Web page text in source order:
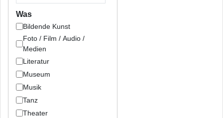
Was
Bildende Kunst
Foto / Film / Audio /
Medien
Literatur
Museum
Musik
Tanz
Theater